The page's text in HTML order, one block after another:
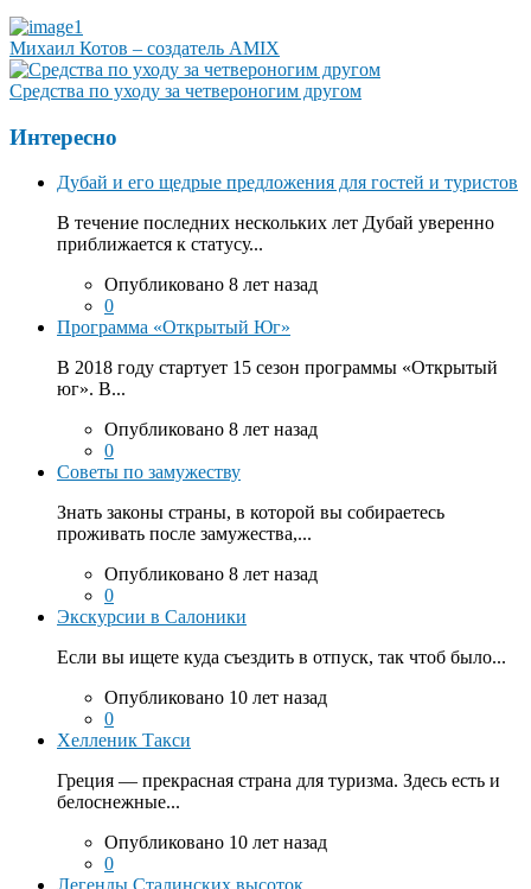
Михаил Котов – создатель AMIX
Средства по уходу за четвероногим другом
Интересно
Дубай и его щедрые предложения для гостей и туристов
В течение последних нескольких лет Дубай уверенно
приближается к статусу...
Опубликовано 8 лет назад
0
Программа «Открытый Юг»
В 2018 году стартует 15 сезон программы «Открытый
юг». В...
Опубликовано 8 лет назад
0
Советы по замужеству
Знать законы страны, в которой вы собираетесь
проживать после замужества,...
Опубликовано 8 лет назад
0
Экскурсии в Салоники
Если вы ищете куда съездить в отпуск, так чтоб было...
Опубликовано 10 лет назад
0
Хелленик Такси
Греция — прекрасная страна для туризма. Здесь есть и
белоснежные...
Опубликовано 10 лет назад
0